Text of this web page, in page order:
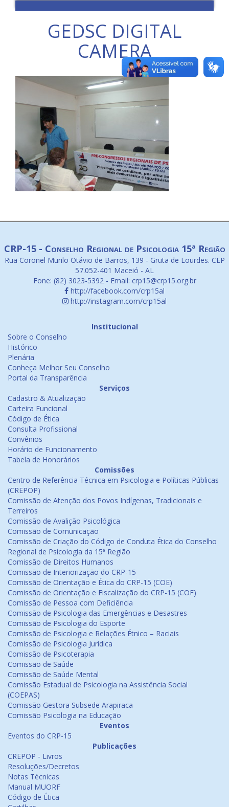
GEDSC DIGITAL
CAMERA
CRP-15 - Conselho Regional de Psicologia 15ª Região
Rua Coronel Murilo Otávio de Barros, 139 - Gruta de Lourdes. CEP
57.052-401 Maceió - AL
Fone: (82) 3023-5392 - Email: crp15@crp15.org.br
http://facebook.com/crp15al
http://instagram.com/crp15al
Institucional
Sobre o Conselho
Histórico
Plenária
Conheça Melhor Seu Conselho
Portal da Transparência
Serviços
Cadastro & Atualização
Carteira Funcional
Código de Ética
Consulta Profissional
Convênios
Horário de Funcionamento
Tabela de Honorários
Comissões
Centro de Referência Técnica em Psicologia e Políticas Públicas
(CREPOP)
Comissão de Atenção dos Povos Indígenas, Tradicionais e
Terreiros
Comissão de Avalição Psicológica
Comissão de Comunicação
Comissão de Criação do Código de Conduta Ética do Conselho
Regional de Psicologia da 15ª Região
Comissão de Direitos Humanos
Comissão de Interiorização do CRP-15
Comissão de Orientação e Ética do CRP-15 (COE)
Comissão de Orientação e Fiscalização do CRP-15 (COF)
Comissão de Pessoa com Deficiência
Comissão de Psicologia das Emergências e Desastres
Comissão de Psicologia do Esporte
Comissão de Psicologia e Relações Étnico – Raciais
Comissão de Psicologia Jurídica
Comissão de Psicoterapia
Comissão de Saúde
Comissão de Saúde Mental
Comissão Estadual de Psicologia na Assistência Social
(COEPAS)
Comissão Gestora Subsede Arapiraca
Comissão Psicologia na Educação
Eventos
Eventos do CRP-15
Publicações
CREPOP - Livros
Resoluções/Decretos
Notas Técnicas
Manual MUORF
Código de Ética